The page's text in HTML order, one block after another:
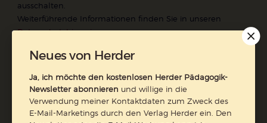
ausschalten.
Weiterführende Informationen finden Sie in unseren
Datenschutzhinweisen.
E-Mail
Jetzt anmelden
Neues von Herder
Ja, ich möchte den kostenlosen Herder Pädagogik-
Newsletter abonnieren und willige in die
Verwendung meiner Kontaktdaten zum Zweck des
E-Mail-Marketings durch den Verlag Herder ein. Den